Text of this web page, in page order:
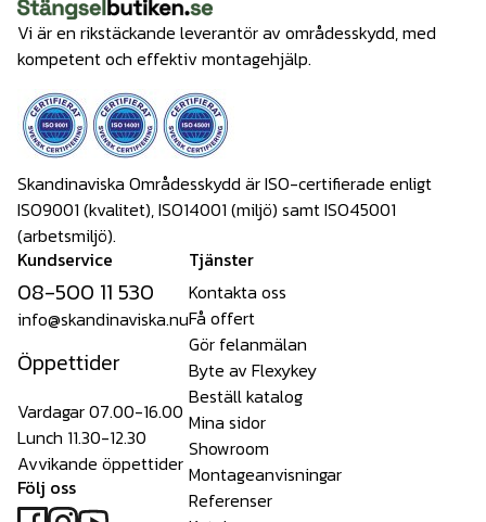
Vi är en rikstäckande leverantör av områdesskydd, med
kompetent och effektiv montagehjälp.
Skandinaviska Områdesskydd är ISO-certifierade enligt
ISO9001 (kvalitet), ISO14001 (miljö) samt ISO45001
(arbetsmiljö).
Kundservice
08-500 11 530
info@skandinaviska.nu
Öppettider
Vardagar 07.00-16.00
Lunch 11.30-12.30
Avvikande öppettider
Följ oss
Tjänster
Kontakta oss
Få offert
Gör felanmälan
Byte av Flexykey
Beställ katalog
Mina sidor
Showroom
Montageanvisningar
Referenser